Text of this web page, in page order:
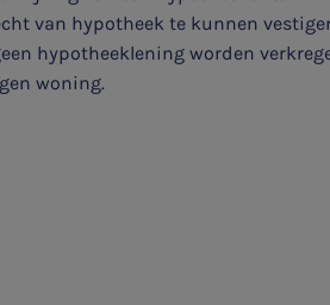
van hypotheek te kunnen
hypotheeklening worden
woning.